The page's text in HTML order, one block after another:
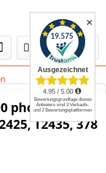
Select Language▼
photo-cyan
T2435, 378
✕